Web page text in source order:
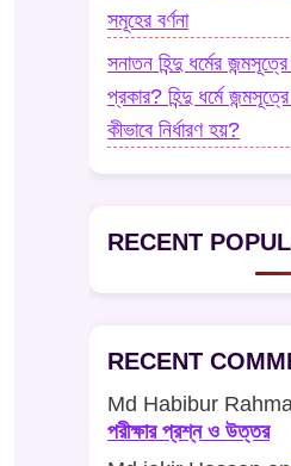
সমূহের বর্ণনা
সনাতন হিন্দু ধর্মের
প্রকার? হিন্দু ধর্মে
কীভাবে নির্ধারণ হয়?
RECENT
RECENT
Md Habibur
পরীক্ষার প্রশ্ন ও উত্তর